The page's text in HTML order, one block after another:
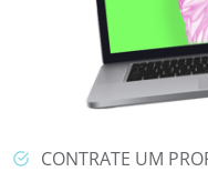
CONTRATE UM